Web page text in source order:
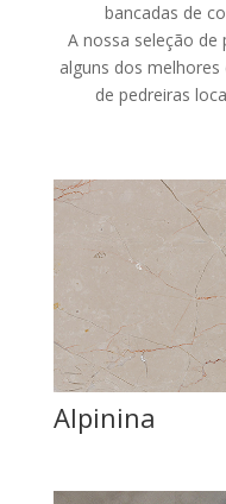
bancadas de
A nossa seleção
alguns dos
de pedreiras
Alpinina